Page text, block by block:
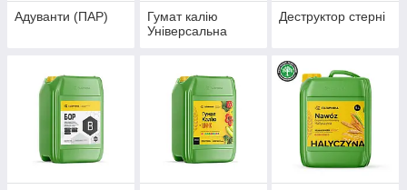
Адуванти (ПАР)
Гумат калію
Універсальна
Деструктор стерні